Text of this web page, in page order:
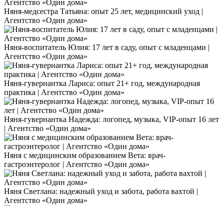
Няня-медсестра Татьяна: опыт 25 лет, медицинский уход |
Агентство «Один дома»
Няня-воспитатель Юлия: 17 лет в саду, опыт с младенцами |
Агентство «Один дома»
Няня-гувернантка Лариса: опыт 21+ год, международная
практика | Агентство «Один дома»
Няня-гувернантка Надежда: логопед, музыка, VIP-опыт 16 лет
| Агентство «Один дома»
Няня с медицинским образованием Вета: врач-
гастроэнтеролог | Агентство «Один дома»
Няня Светлана: надежный уход и забота, работа вахтой |
Агентство «Один дома»